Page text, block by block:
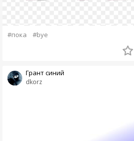
#пока #bye
dkorz
Грант синий